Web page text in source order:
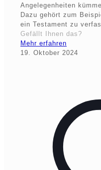
Angelegenheiten
Dazu gehört zum
ein Testament zu
Gefällt Ihnen das?
Mehr erfahren
19. Oktober 2024